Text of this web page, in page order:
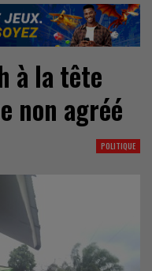
à la tête
non agréé
POLITIQUE